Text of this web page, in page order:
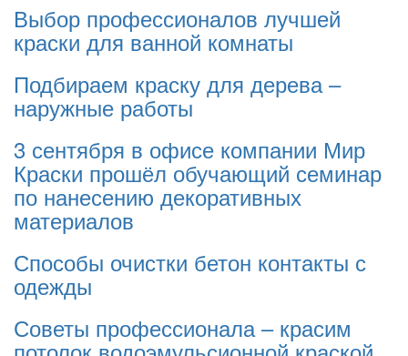
Выбор профессионалов лучшей
краски для ванной комнаты
Подбираем краску для дерева –
наружные работы
3 сентября в офисе компании Мир
Краски прошёл обучающий семинар
по нанесению декоративных
материалов
Способы очистки бетон контакты с
одежды
Советы профессионала – красим